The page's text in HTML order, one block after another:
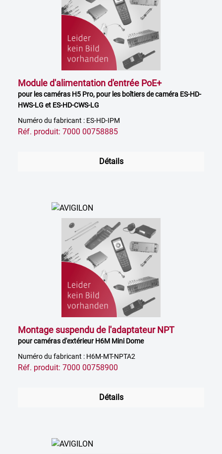
Module d'alimentation d'entrée PoE+
pour les caméras H5 Pro, pour les boîtiers de caméra ES-HD-
HWS-LG et ES-HD-CWS-LG
Numéro du fabricant : ES-HD-IPM
Réf. produit: 7000 00758885
Détails
Montage suspendu de l'adaptateur NPT
pour caméras d'extérieur H6M Mini Dome
Numéro du fabricant : H6M-MT-NPTA2
Réf. produit: 7000 00758900
Détails